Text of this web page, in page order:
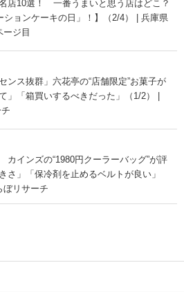
店10選！ 一番うまいと思う店はどこ？
ションケーキの日」！】（2/4） | 兵庫県
ジ目
ンス抜群」六花亭の“店舗限定”お菓子が
「箱買いするべきだった」（1/2） |
カインズの“1980円クーラーバッグ”が評
」「保冷剤を止めるベルトが良い」
ぼリサーチ